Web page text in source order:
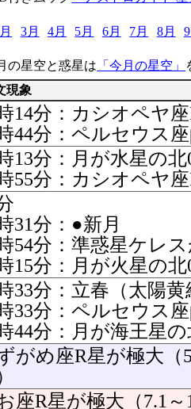
3月 4月 5月 6月 7月 8月
の星空と惑星は 「今月の星空」
現象
14分：カシオペヤ
44分：ペルセウス
13分：月が水星の
55分：カシオペヤ
31分：●新月
54分：準惑星ケレ
15分：月が火星の
33分：立春（太陽黄
33分：ペルセウス
44分：月が海王星
がめ座R星が極大（
座R星が極大（7.1